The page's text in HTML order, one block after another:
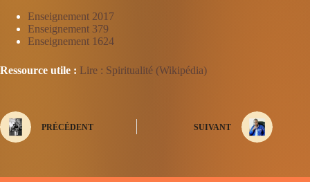
Enseignement 2017
Enseignement 379
Enseignement 1624
Ressource utile : Lire : Spiritualité (Wikipédia)
PRÉCÉDENT SUIVANT